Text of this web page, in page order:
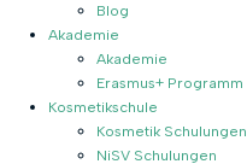
Blog
Akademie
Akademie
Erasmus+ Programm
Kosmetikschule
Kosmetik Schulungen
NiSV Schulungen